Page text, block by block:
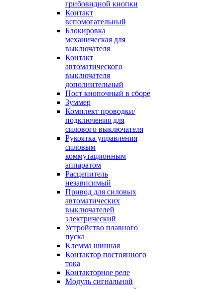
грибовидной кнопки
Контакт
вспомогательный
Блокировка
механическая для
выключателя
Контакт
автоматического
выключателя
дополнительный
Пост кнопочный в сборе
Зуммер
Комплект проводки/
подключения для
силового выключателя
Рукоятка управления
силовым
коммутационным
аппаратом
Расцепитель
независимый
Привод для силовых
автоматических
выключателей
электрический
Устройство плавного
пуска
Клемма шинная
Контактор постоянного
тока
Контакторное реле
Модуль сигнальной